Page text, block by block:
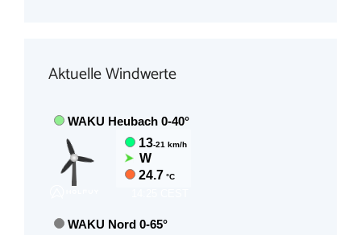
Aktuelle Windwerte